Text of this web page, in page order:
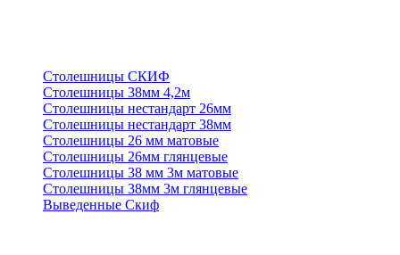
Столешницы СКИФ
Столешницы 38мм 4,2м
Столешницы нестандарт 26мм
Столешницы нестандарт 38мм
Столешницы 26 мм матовые
Столешницы 26мм глянцевые
Столешницы 38 мм 3м матовые
Столешницы 38мм 3м глянцевые
Выведенные Скиф